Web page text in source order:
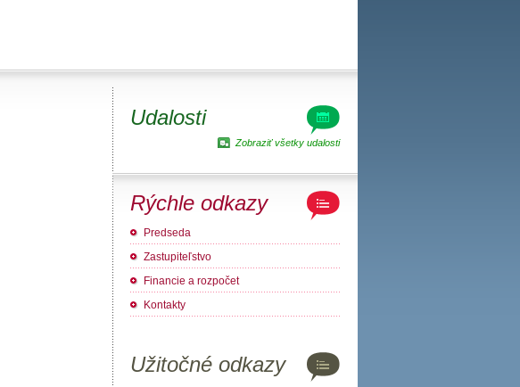
Udalosti
Zobraziť všetky udalosti
Rýchle odkazy
Predseda
Zastupiteľstvo
Financie a rozpočet
Kontakty
Užitočné odkazy